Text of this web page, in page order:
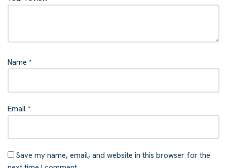
Name *
Email *
Save my name, email, and website in this browser for the